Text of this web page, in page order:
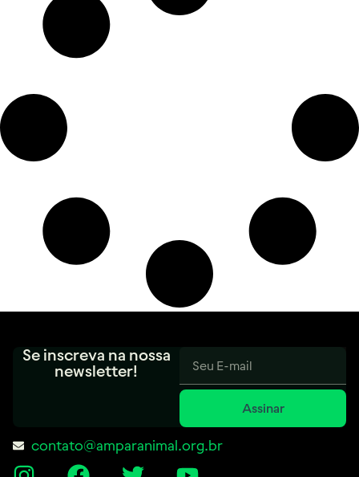
Se inscreva na nossa
newsletter!
Assinar
contato@amparanimal.org.br